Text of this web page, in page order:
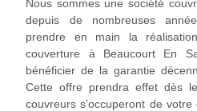
Nous sommes une société
depuis de nombreuses
prendre en main la
couverture à Beaucourt En
bénéficier de la garantie
Cette offre prendra effet dès
couvreurs s’occuperont de votre